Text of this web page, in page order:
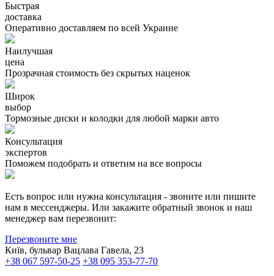
Быстрая
доставка
Оперативно доставляем по всей Украине
Наилучшая
цена
Прозрачная стоимость без скрытых наценок
Широк
выбор
Тормозные диски и колодки для любой марки авто
Консультация
экспертов
Поможем подобрать и ответим на все вопросы
Есть вопрос или нужна консультация - звоните или пишите
нам в мессенджеры. Или закажите обратный звонок и наш
менеджер вам перезвонит:
Перезвоните мне
Київ, бульвар Вацлава Гавела, 23
+38 067 597-50-25 +38 095 353-77-70